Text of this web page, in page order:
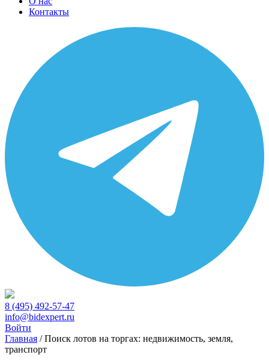
Контакты
8 (495) 492-57-47
info@bidexpert.ru
Войти
Главная /Поиск лотов на торгах: недвижимость, земля,
транспорт